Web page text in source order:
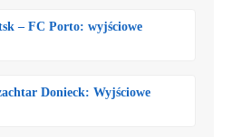
– FC Porto: wyjściowe
Donieck: Wyjściowe